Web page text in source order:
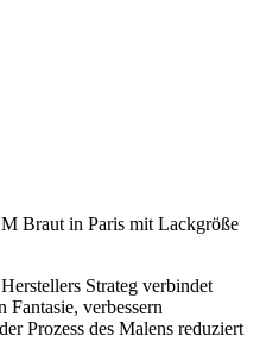
Braut in Paris mit Lackgröße
Strateg verbindet
verbessern
Prozess des Malens reduziert